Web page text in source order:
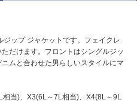
ップ ジャケットです。フェイクレ
だけます。フロントはシングルジッ
ムと合わせた男らしいスタイルにマ
当)、X3(6L～7L相当)、X4(8L～9L